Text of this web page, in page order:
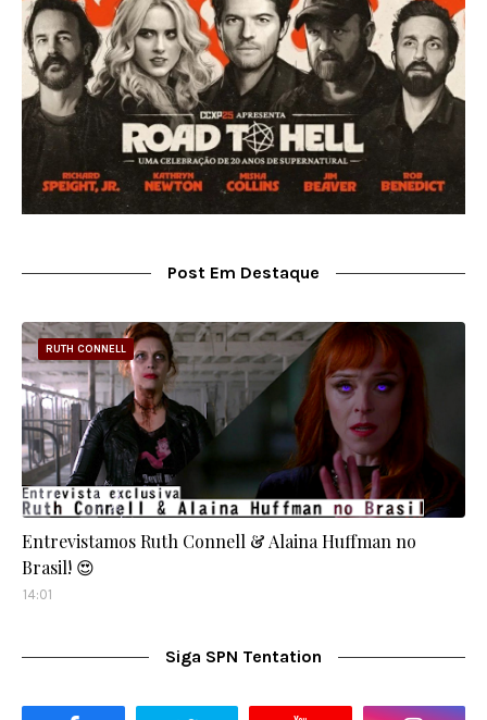
Post Em Destaque
RUTH CONNELL
Entrevistamos Ruth Connell & Alaina Huffman no
Brasil! 😍
14:01
Siga SPN Tentation